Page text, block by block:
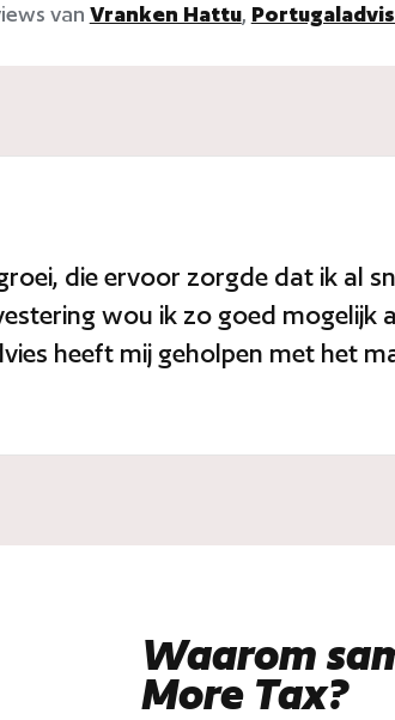
van Vranken Hattu,
die ervoor zorgde dat ik al
wou ik zo goed
heeft mij geholpen met het
Waarom
More Tax?